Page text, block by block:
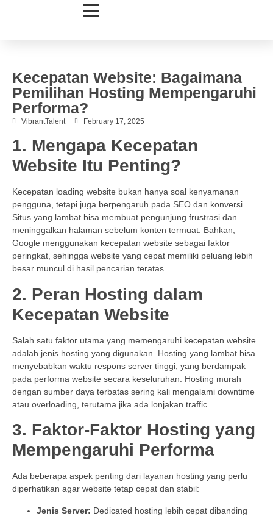
Kecepatan Website: Bagaimana
Pemilihan Hosting Mempengaruhi
Performa?
VibrantTalent February 17, 2025
1. Mengapa Kecepatan
Website Itu Penting?
Kecepatan loading website bukan hanya soal kenyamanan
pengguna, tetapi juga berpengaruh pada SEO dan konversi.
Situs yang lambat bisa membuat pengunjung frustrasi dan
meninggalkan halaman sebelum konten termuat. Bahkan,
Google menggunakan kecepatan website sebagai faktor
peringkat, sehingga website yang cepat memiliki peluang lebih
besar muncul di hasil pencarian teratas.
2. Peran Hosting dalam
Kecepatan Website
Salah satu faktor utama yang memengaruhi kecepatan website
adalah jenis hosting yang digunakan. Hosting yang lambat bisa
menyebabkan waktu respons server tinggi, yang berdampak
pada performa website secara keseluruhan. Hosting murah
dengan sumber daya terbatas sering kali mengalami downtime
atau overloading, terutama jika ada lonjakan traffic.
3. Faktor-Faktor Hosting yang
Mempengaruhi Performa
Ada beberapa aspek penting dari layanan hosting yang perlu
diperhatikan agar website tetap cepat dan stabil:
Jenis Server: Dedicated hosting lebih cepat dibanding